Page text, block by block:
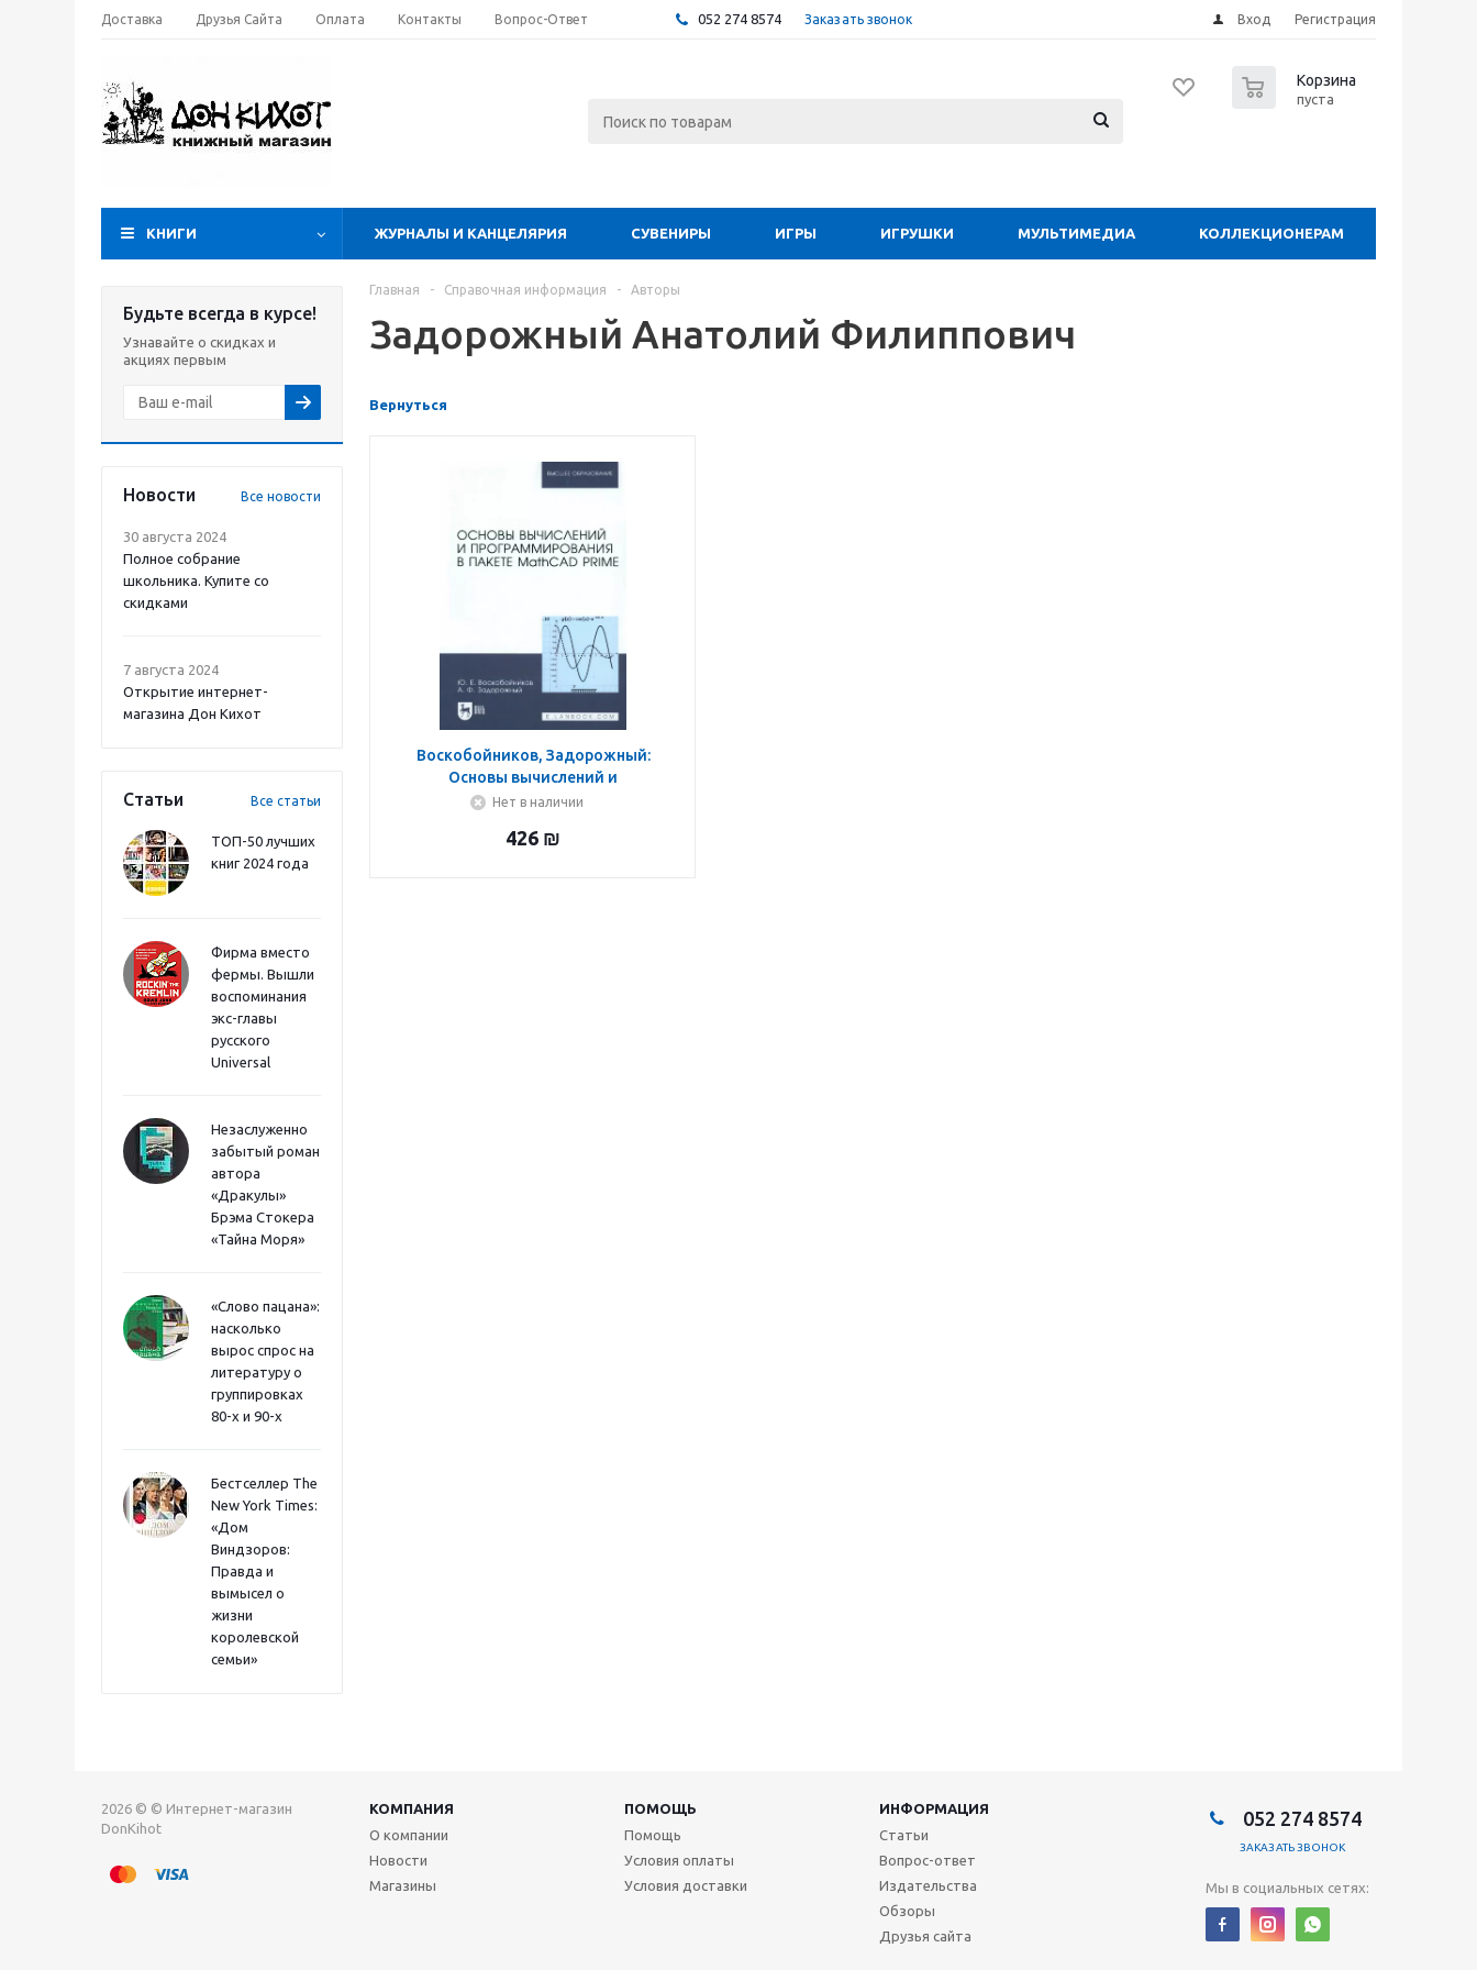
Доставка Друзья Сайта Оплата Контакты Вопрос-Ответ 052 274 8574 Заказать звонок Вход Регистрация
Корзина
пуста
КНИГИ ЖУРНАЛЫ И КАНЦЕЛЯРИЯ СУВЕНИРЫ ИГРЫ ИГРУШКИ МУЛЬТИМЕДИА КОЛЛЕКЦИОНЕРАМ
Будьте всегда в курсе!
Узнавайте о скидках и
акциях первым
Новости Все новости
30 августа 2024
Полное собрание
школьника. Купите со
скидками
7 августа 2024
Открытие интернет-
магазина Дон Кихот
Статьи Все статьи
ТОП-50 лучших
книг 2024 года
Фирма вместо
фермы. Вышли
воспоминания
экс-главы
русского
Universal
Незаслуженно
забытый роман
автора
«Дракулы»
Брэма Стокера
«Тайна Моря»
«Слово пацана»:
насколько
вырос спрос на
литературу о
группировках
80-х и 90-х
Бестселлер The
New York Times:
«Дом
Виндзоров:
Правда и
вымысел о
жизни
королевской
семьи»
Главная - Справочная информация - Авторы
Задорожный Анатолий Филиппович
Вернуться
Воскобойников, Задорожный:
Основы вычислений и
программирования в пакете
Нет в наличии
426 ₪
2026 © © Интернет-магазин
DonKihot
КОМПАНИЯ ПОМОЩЬ
ИНФОРМАЦИЯ
О компании
Новости
Магазины
Помощь
Условия оплаты
Условия доставки
Статьи
Вопрос-ответ
Издательства
Обзоры
Друзья сайта
052 274 8574
ЗАКАЗАТЬ ЗВОНОК
Мы в социальных сетях: